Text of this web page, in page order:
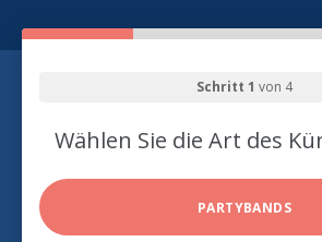
Schritt 1 von 4
Wählen Sie die Art des
PARTYBANDS